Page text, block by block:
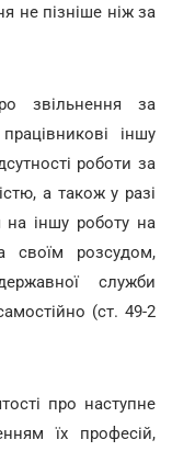
не пізніше ніж за
звільнення за
іншу
роботи за
а також у разі
на іншу роботу на
своїм розсудом,
служби
(ст. 49-2
про наступне
їх професій,